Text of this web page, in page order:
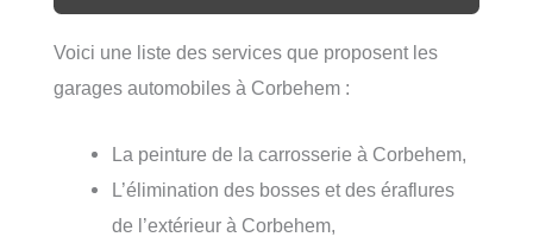
Voici une liste des services que proposent les
garages automobiles à Corbehem :
La peinture de la carrosserie à Corbehem,
L’élimination des bosses et des éraflures
de l’extérieur à Corbehem,